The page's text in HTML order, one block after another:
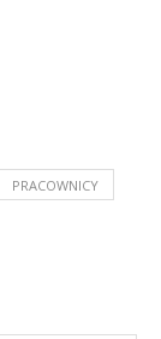
PRACOWNICY